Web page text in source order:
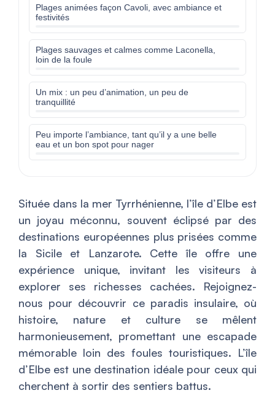
Plages animées façon Cavoli, avec ambiance et
festivités
Plages sauvages et calmes comme Laconella,
loin de la foule
Un mix : un peu d’animation, un peu de
tranquillité
Peu importe l’ambiance, tant qu’il y a une belle
eau et un bon spot pour nager
Située dans la mer Tyrrhénienne, l’île d’Elbe est
un joyau méconnu, souvent éclipsé par des
destinations européennes plus prisées comme
la Sicile et Lanzarote. Cette île offre une
expérience unique, invitant les visiteurs à
explorer ses richesses cachées. Rejoignez-
nous pour découvrir ce paradis insulaire, où
histoire, nature et culture se mêlent
harmonieusement, promettant une escapade
mémorable loin des foules touristiques. L’île
d’Elbe est une destination idéale pour ceux qui
cherchent à sortir des sentiers battus.